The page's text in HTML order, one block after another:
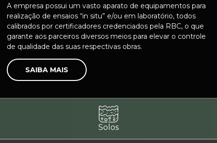
A empresa possui um vasto aparato de equipamentos para
realização de ensaios “in situ” e/ou em laboratório, todos
calibrados por certificadores credenciados pela RBC, o que
garante aos parceiros diversos meios para elevar o controle
de qualidade das suas respectivas obras.
SAIBA MAIS
Solos